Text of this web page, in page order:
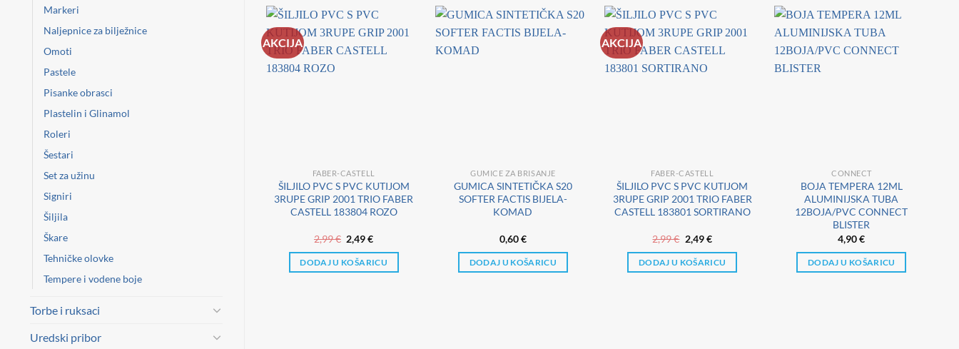
Markeri
Naljepnice za bilježnice
Omoti
Pastele
Pisanke obrasci
Plastelin i Glinamol
Roleri
Šestari
Set za užinu
Signiri
Šiljila
Škare
Tehničke olovke
Tempere i vodene boje
Torbe i ruksaci
Uredski pribor
AKCIJA
FABER-CASTELL
ŠILJILO PVC S PVC KUTIJOM
3RUPE GRIP 2001 TRIO FABER
CASTELL 183804 ROZO
2,99€ Izvorna
cijena
bila
je:
2,49€Trenutna
je:
2,49 €.
DODAJ U KOŠARICU
GUMICE ZA BRISANJE
GUMICA SINTETIČKA S20
SOFTER FACTIS BIJELA-
KOMAD
0,60€
DODAJ U KOŠARICU
AKCIJA
FABER-CASTELL
ŠILJILO PVC S PVC KUTIJOM
3RUPE GRIP 2001 TRIO FABER
CASTELL 183801 SORTIRANO
2,99€ Izvorna
cijena
bila
je:
2,49€Trenutna
je:
2,49 €.
DODAJ U KOŠARICU
CONNECT
BOJA TEMPERA 12ML
ALUMINIJSKA TUBA
12BOJA/PVC CONNECT
BLISTER
4,90€
DODAJ U KOŠARICU
CONNECT
KOŠARICU